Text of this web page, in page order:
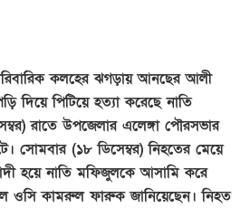
কলহের ঝগড়ায় আনছের আলী
দিয়ে পিটিয়ে হত্যা করেছে নাতি
রাতে উপজেলার এলেঙ্গা পৌরসভার
সোমবার (১৮ ডিসেম্বর) নিহতের মেয়ে
হয়ে নাতি মফিজুলকে আসামি করে
ওসি কামরুল ফারুক জানিয়েছেন। নিহত